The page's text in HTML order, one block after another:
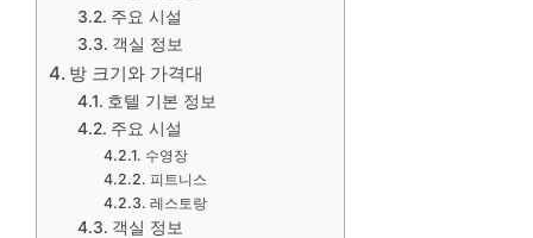
주요 시설
객실 정보
방 크기와 가격대
호텔 기본 정보
주요 시설
수영장
피트니스
레스토랑
객실 정보